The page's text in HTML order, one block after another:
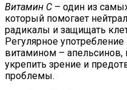
Витамин С – один из
который помогает
радикалы и защищать
Регулярное
витамином –
укрепить зрение и
проблемы.